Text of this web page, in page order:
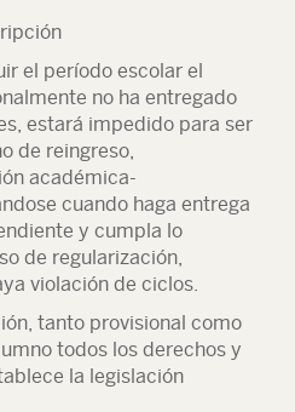
el período escolar el
no ha entregado
estará impedido para ser
de reingreso,
académica-
cuando haga entrega
y cumpla lo
de regularización,
violación de ciclos.
tanto provisional como
todos los derechos y
la legislación